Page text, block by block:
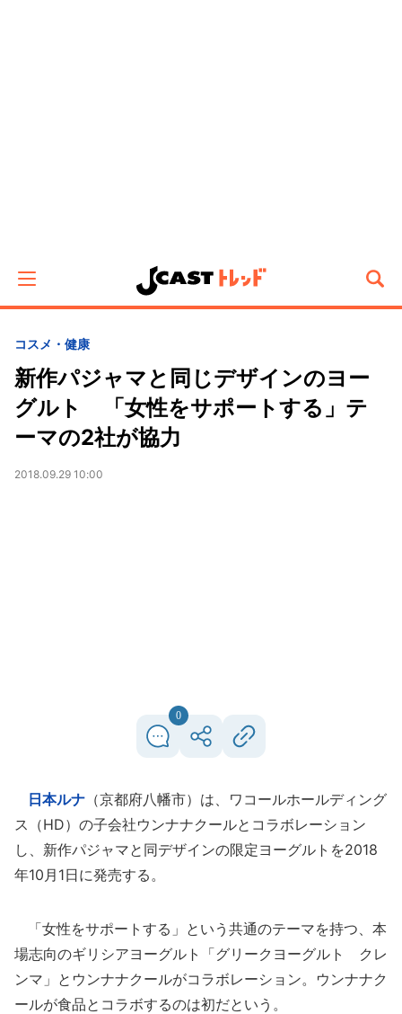
コスメ・健康
新作パジャマと同じデザインのヨー
グルト 「女性をサポートする」テ
ーマの2社が協力
2018.09.29 10:00
0
日本ルナ （京都府八幡市）は、ワコールホールディング
ス（HD）の子会社ウンナナクールとコラボレーション
し、新作パジャマと同デザインの限定ヨーグルトを2018
年10月1日に発売する。
「女性をサポートする」という共通のテーマを持つ、本
場志向のギリシアヨーグルト「グリークヨーグルト クレ
ンマ」とウンナナクールがコラボレーション。ウンナナク
ールが食品とコラボするのは初だという。